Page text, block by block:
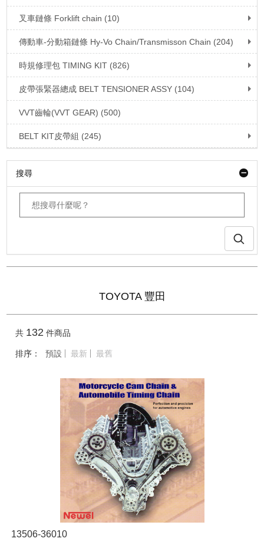
叉車鏈條 Forklift chain (10)
傳動車-分動箱鏈條 Hy-Vo Chain/Transmisson Chain (204)
時規修理包 TIMING KIT (826)
皮帶張緊器總成 BELT TENSIONER ASSY (104)
VVT齒輪(VVT GEAR) (500)
BELT KIT皮帶組 (245)
搜尋
TOYOTA 豐田
共 132 件商品
排序： 預設 最新 最舊
13506-36010